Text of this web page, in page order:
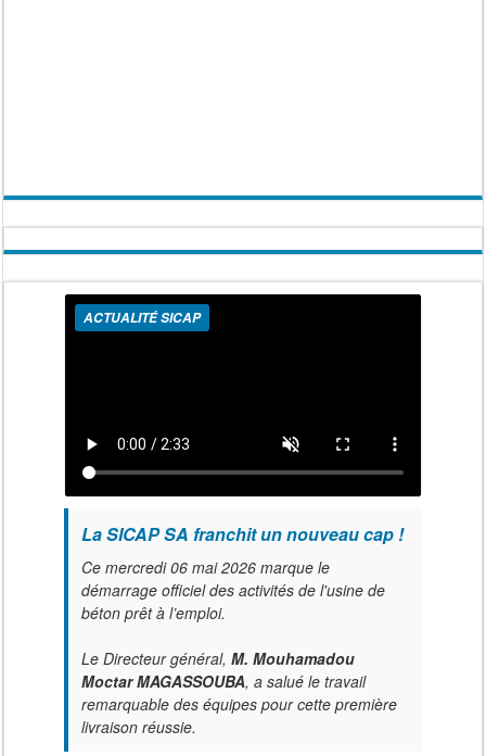
ACTUALITÉ SICAP
La SICAP SA franchit un nouveau cap !
Ce mercredi 06 mai 2026 marque le
démarrage officiel des activités de l'usine de
béton prêt à l’emploi.
Le Directeur général, M. Mouhamadou
Moctar MAGASSOUBA, a salué le travail
remarquable des équipes pour cette première
livraison réussie.